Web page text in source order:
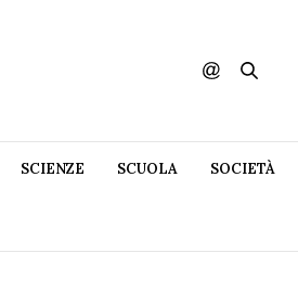
SCIENZE SCUOLA SOCIETÀ